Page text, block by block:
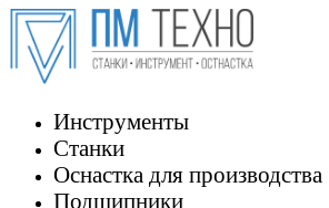
Инструменты
Станки
Оснастка для производства
Подшипники